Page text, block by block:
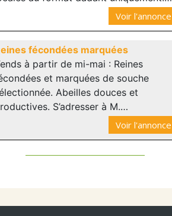
Voir l'annonce
fécondées marquées
à partir de mi-mai : Reines
et marquées de souche
Abeilles douces et
S’adresser à M.…
Voir l'annonce